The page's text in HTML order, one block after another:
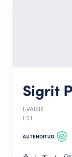
Sigrit P
ERAISIK
EST
AUTENDITUD